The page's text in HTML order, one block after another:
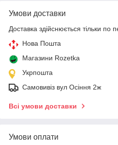
Умови доставки
Доставка здійснюється тільки по
Нова Пошта
Магазини Rozetka
Укрпошта
Самовивіз вул Осіння 2ж
Всі умови доставки
Умови оплати